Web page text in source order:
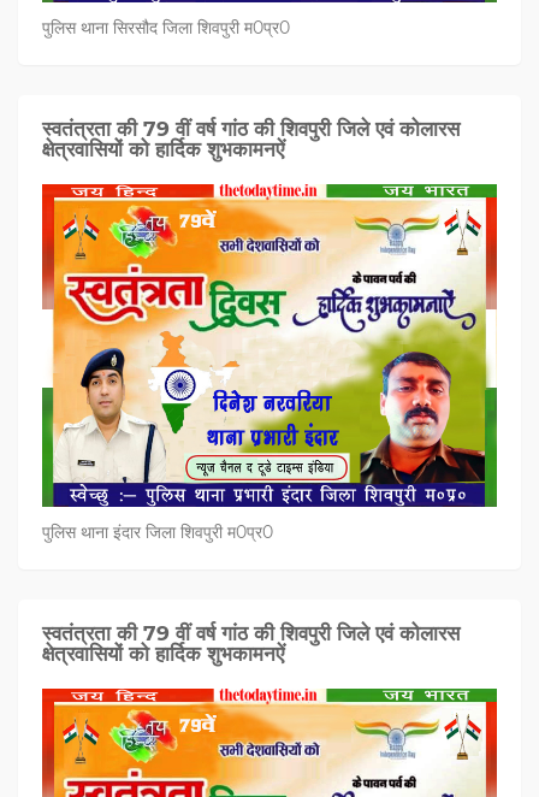
पुलिस थाना सिरसौद जिला शिवपुरी म0प्र0
स्वतंत्रता की 79 वीं वर्ष गांठ की शिवपुरी जिले एवं कोलारस
क्षेत्रवासियों को हार्दिक शुभकामनऐं
पुलिस थाना इंदार जिला शिवपुरी म0प्र0
स्वतंत्रता की 79 वीं वर्ष गांठ की शिवपुरी जिले एवं कोलारस
क्षेत्रवासियों को हार्दिक शुभकामनऐं